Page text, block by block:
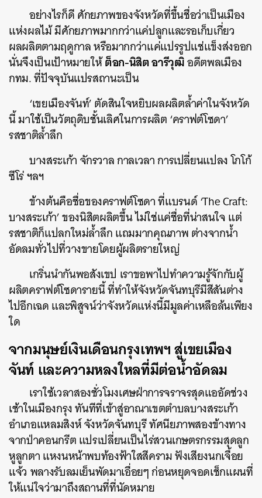
อย่างไรก็ดี ศักยภาพของจังหวัดที่ขึ้นชื่อว่าเป็นเมือง
แห่งผลไม้ มีศักยภาพมากกว่าแค่ปลูกและรอเก็บเกี่ยว
ผลผลิตตามฤดูกาล หรือมากกว่าแค่แปรรูปแช่แข็งส่งออก
นั่นจึงเป็นเป้าหมายให้ต็อก-นิสิต อารีวุฒิอดีตพลเมือง
กทม. ที่ปัจจุบันแปรสถานะเป็น
‘เขยเมืองจันท์’ ตัดสินใจหยิบผลผลิตล้ำค่าในจังหวัด
นี้ มาใช้เป็นวัตถุดิบชั้นเลิศในการผลิต ‘คราฟต์โซดา’
รสชาติล้ำลึก
บางสระเก้า จักรวาล กาลเวลา การเปลี่ยนแปลง โกโก้
ซีโร่ ฯลฯ
ข้างต้นคือชื่อของคราฟต์โซดา ที่แบรนด์ ‘The Craft:
บางสระเก้า’ ของนิสิตผลิตขึ้น ไม่ใช่แค่ชื่อที่น่าสนใจ แต่
รสชาติก็แปลกใหม่ล้ำลึก แถมมากคุณภาพ ต่างจากน้ำ
อัดลมทั่วไปที่วางขายโดยผู้ผลิตรายใหญ่
เกริ่นนำกันพอสังเขป เราขอพาไปทำความรู้จักกับผู้
ผลิตคราฟต์โซดารายนี้ ที่ทำให้จังหวัดจันทบุรีมีสีสันต่าง
ไปอีกเฉด และพิสูจน์ว่าจังหวัดแห่งนี้มีมูลค่าเหลือล้นเพียง
ใด
จากมนุษย์เงินเดือนกรุงเทพฯ สู่เขยเมือง
จันท์ และความหลงใหลที่มีต่อน้ำอัดลม
เราใช้เวลาสองชั่วโมงเศษฝ่าการจราจรสุดแออัดช่วง
เช้าในเมืองกรุง ทันทีที่เข้าสู่อาณาเขตตำบลบางสระเก้า
อำเภอแหลมสิงห์ จังหวัดจันทบุรี ทัศนียภาพสองข้างทาง
จากป่าคอนกรีต แปรเปลี่ยนเป็นไร่สวนเกษตรกรรมสุดลูก
หูลูกตา แหงนหน้าพบท้องฟ้าใสสีคราม ฟังเสียงนกเจื้อย
แจ้ว พลางรับลมเย็นพัดมาเอื่อยๆ ก่อนหยุดจอดเช็กแผนที่
ให้แน่ใจว่ามาถึงสถานที่ที่นัดหมาย